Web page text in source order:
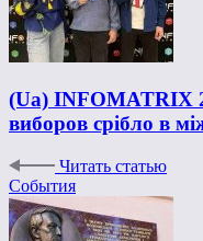
(Ua) INFOMATRIX
виборов срібло в
Читать статью
События